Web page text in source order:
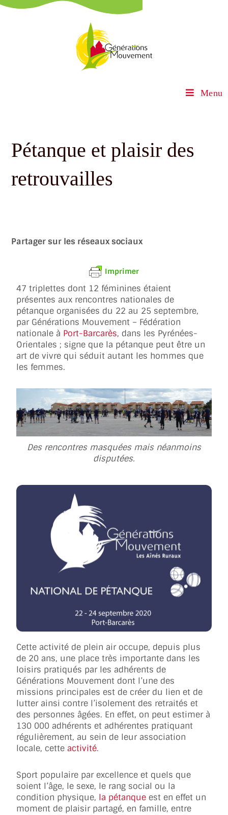
Menu
Pétanque et plaisir des
retrouvailles
Partager sur les réseaux sociaux
Imprimer
47 triplettes dont 12 féminines étaient
présentes aux rencontres nationales de
pétanque organisées du 22 au 25 septembre,
par Générations Mouvement – Fédération
nationale à Port-Barcarès, dans les Pyrénées-
Orientales ; signe que la pétanque peut être un
art de vivre qui séduit autant les hommes que
les femmes.
Des rencontres masquées mais néanmoins
disputées.
Cette activité de plein air occupe, depuis plus
de 20 ans, une place très importante dans les
loisirs pratiqués par les adhérents de
Générations Mouvement dont l’une des
missions principales est de créer du lien et de
lutter ainsi contre l’isolement des retraités et
des personnes âgées. En effet, on peut estimer à
130 000 adhérents et adhérentes pratiquant
régulièrement, au sein de leur association
locale, cette activité.
Sport populaire par excellence et quels que
soient l’âge, le sexe, le rang social ou la
condition physique, la pétanque est en effet un
moment de plaisir partagé, en famille, entre